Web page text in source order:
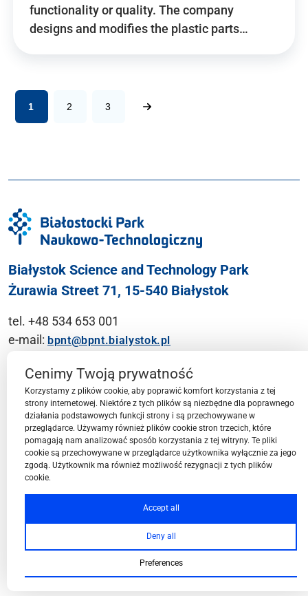
functionality or quality. The company
designs and modifies the plastic parts…
1 2 3
Białystok Science and Technology Park
Żurawia Street 71, 15-540 Białystok
tel. +48 534 653 001
e-mail: bpnt@bpnt.bialystok.pl
Contact
BPN-T Area
BPN-T Offer
Cenimy Twoją prywatność
Korzystamy z plików cookie, aby poprawić komfort korzystania z tej
strony internetowej. Niektóre z tych plików są niezbędne dla poprawnego
działania podstawowych funkcji strony i są przechowywane w
przeglądarce. Używamy również plików cookie stron trzecich, które
pomagają nam analizować sposób korzystania z tej witryny. Te pliki
cookie są przechowywane w przeglądarce użytkownika wyłącznie za jego
zgodą. Użytkownik ma również możliwość rezygnacji z tych plików
cookie.
Accept all
Deny all
Preferences